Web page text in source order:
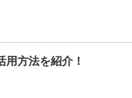
方法を紹介！